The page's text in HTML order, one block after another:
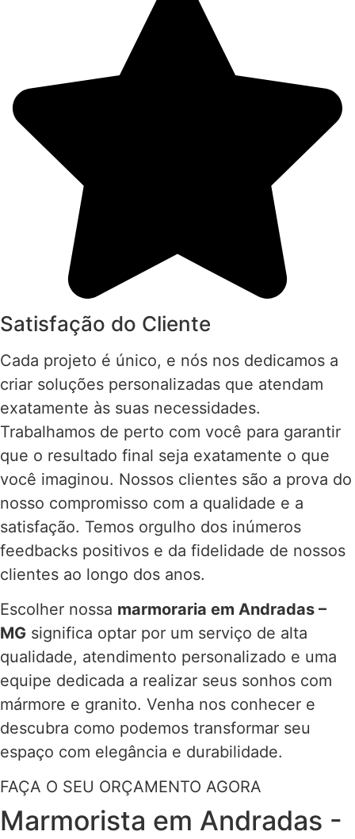
Satisfação do Cliente
Cada projeto é único, e nós nos dedicamos a
criar soluções personalizadas que atendam
exatamente às suas necessidades.
Trabalhamos de perto com você para garantir
que o resultado final seja exatamente o que
você imaginou. Nossos clientes são a prova do
nosso compromisso com a qualidade e a
satisfação. Temos orgulho dos inúmeros
feedbacks positivos e da fidelidade de nossos
clientes ao longo dos anos.
Escolher nossa marmoraria em Andradas –
MG significa optar por um serviço de alta
qualidade, atendimento personalizado e uma
equipe dedicada a realizar seus sonhos com
mármore e granito. Venha nos conhecer e
descubra como podemos transformar seu
espaço com elegância e durabilidade.
FAÇA O SEU ORÇAMENTO AGORA
Marmorista em Andradas -